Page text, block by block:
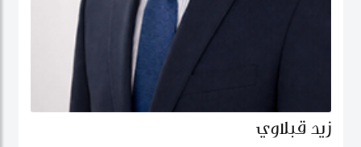
زيد قبلاوي